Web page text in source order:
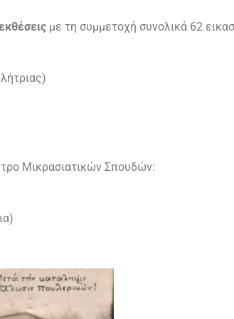
με τη συμμετοχή συνολικά 62
Μικρασιατικών Σπουδών: